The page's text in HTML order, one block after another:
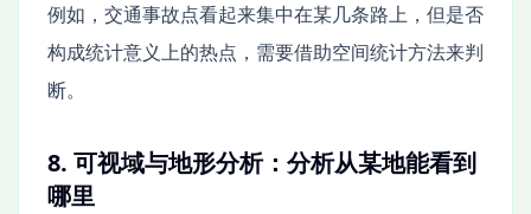
例如，交通事故点看起来集中在某几条路上，但是否
构成统计意义上的热点，需要借助空间统计方法来判
断。
8. 可视域与地形分析：分析从某地能看到
哪里